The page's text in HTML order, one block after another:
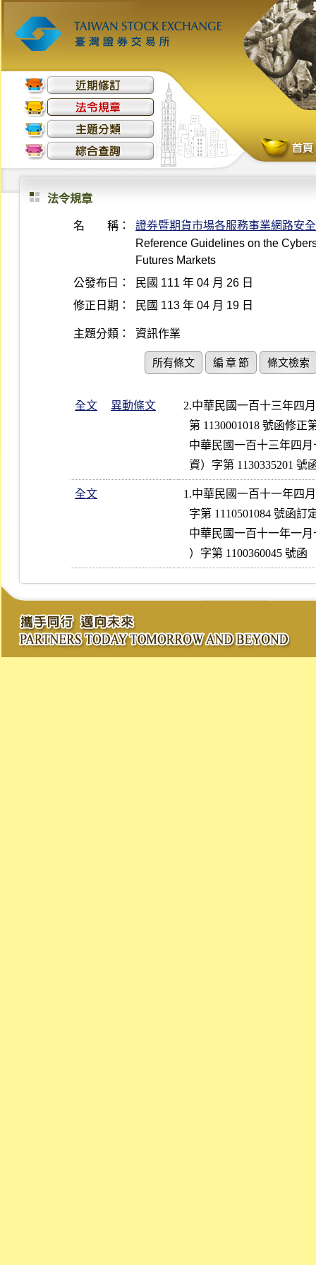
法令規章
名 稱：
證券暨期貨市場各服務事業網路安
Reference Guidelines on the
Futures Markets
公發布日：
民國 111 年 04 月 26 日
修正日期：
民國 113 年 04 月 19 日
主題分類： 資訊作業
所有條文 編 章 節 條文檢索
全文 異動條文
2.中華民國一百十三年四
資）字第 1130335201 號
全文
1.中華民國一百十一年四